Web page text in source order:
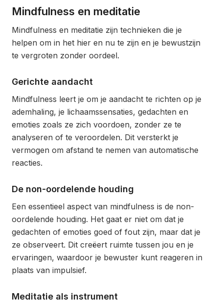
Mindfulness en meditatie
Mindfulness en meditatie zijn technieken die je
helpen om in het hier en nu te zijn en je bewustzijn
te vergroten zonder oordeel.
Gerichte aandacht
Mindfulness leert je om je aandacht te richten op je
ademhaling, je lichaamssensaties, gedachten en
emoties zoals ze zich voordoen, zonder ze te
analyseren of te veroordelen. Dit versterkt je
vermogen om afstand te nemen van automatische
reacties.
De non-oordelende houding
Een essentieel aspect van mindfulness is de non-
oordelende houding. Het gaat er niet om dat je
gedachten of emoties goed of fout zijn, maar dat je
ze observeert. Dit creëert ruimte tussen jou en je
ervaringen, waardoor je bewuster kunt reageren in
plaats van impulsief.
Meditatie als instrument